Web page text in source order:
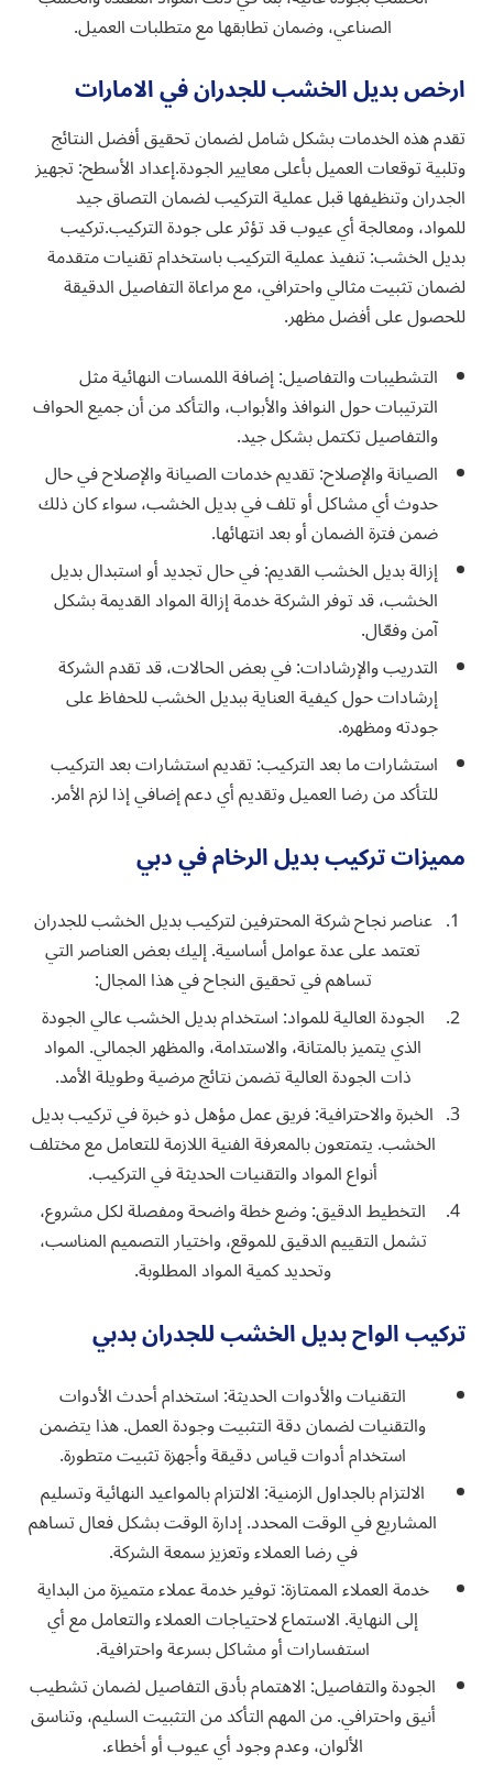
الصناعي، وضمان تطابقها مع متطلبات العميل.
ارخص ‏بديل الخشب للجدران في الامارات
تقدم هذه الخدمات بشكل شامل لضمان تحقيق أفضل النتائج
وتلبية توقعات العميل بأعلى معايير الجودة.إعداد الأسطح:تجهيز
الجدران وتنظيفها قبل عملية التركيب لضمان التصاق جيد
للمواد، ومعالجة أي عيوب قد تؤثر على جودة التركيب.تركيب
بديل الخشب:تنفيذ عملية التركيب باستخدام تقنيات متقدمة
لضمان تثبيت مثالي واحترافي، مع مراعاة التفاصيل الدقيقة
للحصول على أفضل مظهر.
التشطيبات والتفاصيل: إضافة اللمسات النهائية مثل
الترتيبات حول النوافذ والأبواب، والتأكد من أن جميع الحواف
والتفاصيل تكتمل بشكل جيد.
الصيانة والإصلاح: تقديم خدمات الصيانة والإصلاح في حال
حدوث أي مشاكل أو تلف في بديل الخشب، سواء كان ذلك
ضمن فترة الضمان أو بعد انتهائها.
إزالة بديل الخشب القديم: في حال تجديد أو استبدال بديل
الخشب، قد توفر الشركة خدمة إزالة المواد القديمة بشكل
آمن وفعّال.
التدريب والإرشادات: في بعض الحالات، قد تقدم الشركة
إرشادات حول كيفية العناية ببديل الخشب للحفاظ على
جودته ومظهره.
استشارات ما بعد التركيب: تقديم استشارات بعد التركيب
للتأكد من رضا العميل وتقديم أي دعم إضافي إذا لزم الأمر.
مميزات تركيب بديل الرخام في دبي
عناصر نجاح شركة المحترفين لتركيب بديل الخشب للجدران
تعتمد على عدة عوامل أساسية. إليك بعض العناصر التي
تساهم في تحقيق النجاح في هذا المجال:
الجودة العالية للمواد: استخدام بديل الخشب عالي الجودة
الذي يتميز بالمتانة، والاستدامة، والمظهر الجمالي. المواد
ذات الجودة العالية تضمن نتائج مرضية وطويلة الأمد.
الخبرة والاحترافية: فريق عمل مؤهل ذو خبرة في تركيب بديل
الخشب. يتمتعون بالمعرفة الفنية اللازمة للتعامل مع مختلف
أنواع المواد والتقنيات الحديثة في التركيب.
التخطيط الدقيق: وضع خطة واضحة ومفصلة لكل مشروع،
تشمل التقييم الدقيق للموقع، واختيار التصميم المناسب،
وتحديد كمية المواد المطلوبة.
تركيب الواح بديل الخشب للجدران بدبي
التقنيات والأدوات الحديثة: استخدام أحدث الأدوات
والتقنيات لضمان دقة التثبيت وجودة العمل. هذا يتضمن
استخدام أدوات قياس دقيقة وأجهزة تثبيت متطورة.
الالتزام بالجداول الزمنية: الالتزام بالمواعيد النهائية وتسليم
المشاريع في الوقت المحدد. إدارة الوقت بشكل فعال تساهم
في رضا العملاء وتعزيز سمعة الشركة.
خدمة العملاء الممتازة: توفير خدمة عملاء متميزة من البداية
إلى النهاية. الاستماع لاحتياجات العملاء والتعامل مع أي
استفسارات أو مشاكل بسرعة واحترافية.
الجودة والتفاصيل: الاهتمام بأدق التفاصيل لضمان تشطيب
أنيق واحترافي. من المهم التأكد من التثبيت السليم، وتناسق
الألوان، وعدم وجود أي عيوب أو أخطاء.